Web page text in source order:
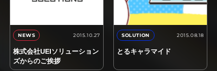
NEWS 2015.10.27
株式会社UEIソリューション
ズからのご挨拶
SOLUTION 2015.08.18
とるキャラマイド